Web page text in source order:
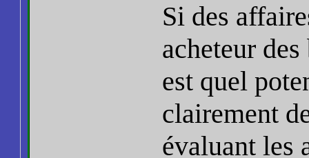
Si des
acheteur
est quel
clairement
évaluant les